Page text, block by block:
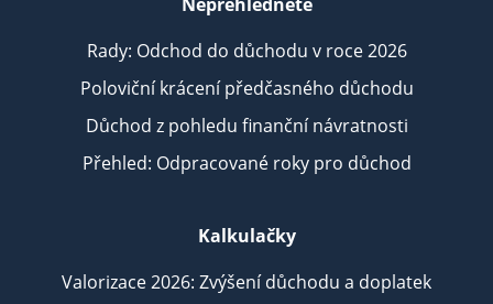
Rady: Odchod do důchodu v roce 2026
Poloviční krácení předčasného důchodu
Důchod z pohledu finanční návratnosti
Přehled: Odpracované roky pro důchod
Kalkulačky
Valorizace 2026: Zvýšení důchodu a doplatek